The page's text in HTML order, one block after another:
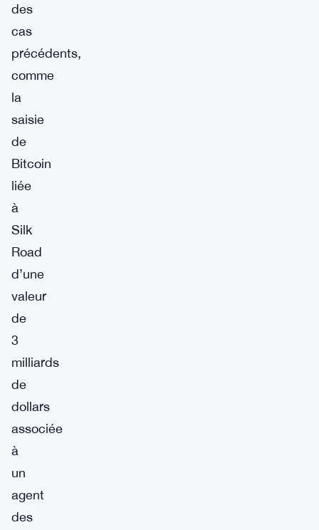
des
cas
précédents,
comme
la
saisie
de
Bitcoin
liée
à
Silk
Road
d’une
valeur
de
3
milliards
de
dollars
associée
à
un
agent
des